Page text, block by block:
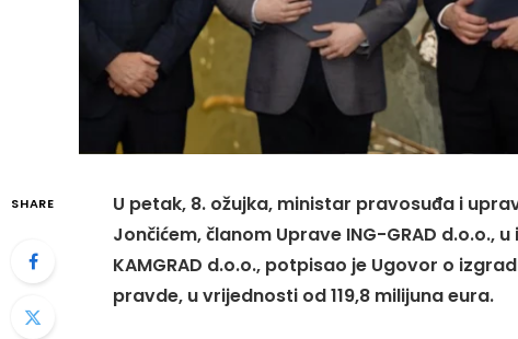
SHARE
U petak, 8. ožujka, ministar pravosuđa i
Jončićem, članom Uprave ING-GRAD d.o.o.,
KAMGRAD d.o.o., potpisao je Ugovor o
pravde, u vrijednosti od 119,8 milijuna eura.